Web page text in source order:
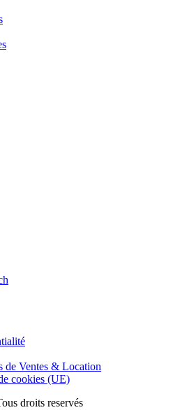
de Ventes & Location
cookies (UE)
droits reservés